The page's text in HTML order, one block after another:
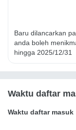
Baru dilancarkan
anda boleh
hingga 2025/12/31
Waktu daftar
Waktu daftar masuk